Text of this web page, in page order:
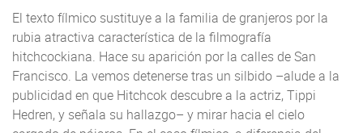
El texto fílmico sustituye a la familia de granjeros por la
rubia atractiva característica de la filmografía
hitchcockiana. Hace su aparición por la calles de San
Francisco. La vemos detenerse tras un silbido –alude a la
publicidad en que Hitchcok descubre a la actriz, Tippi
Hedren, y señala su hallazgo– y mirar hacia el cielo